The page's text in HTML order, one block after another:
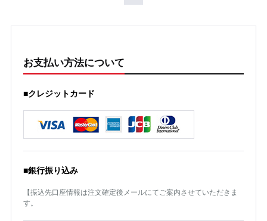
お支払い方法について
■クレジットカード
■銀行振り込み
【振込先口座情報は注文確定後メールにてご案内させていただきま
す。